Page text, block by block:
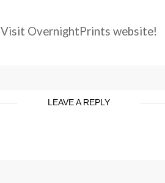
Visit OvernightPrints website!
LEAVE A REPLY